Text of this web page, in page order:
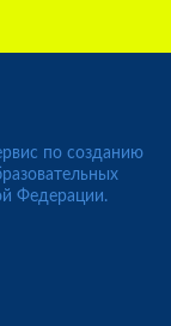
по созданию
Федерации.